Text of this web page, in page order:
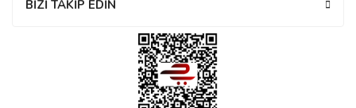
BİZİ TAKİP EDİN